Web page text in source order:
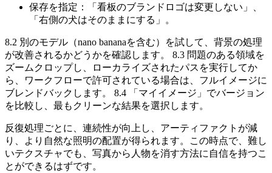
保存を指定：「看板のブランドロゴは変更しない」、
「右側の犬はそのままにする」。
8.2 別のモデル（nano bananaを含む）を試して、背景の処理
が改善されるかどうかを確認します。 8.3 問題のある領域を
ズームクロップし、ローカライズされたパスを実行してか
ら、ワークフローで許可されている場合は、フルイメージに
ブレンドバックします。 8.4 「マイイメージ」でバージョン
を比較し、最もクリーンな結果を選択します。
反復処理ごとに、連続性が向上し、アーティファクトが減
り、より自然な照明の配置が得られます。この時点で、難し
いテクスチャでも、写真から人物を消す方法に自信を持つこ
とができるはずです。